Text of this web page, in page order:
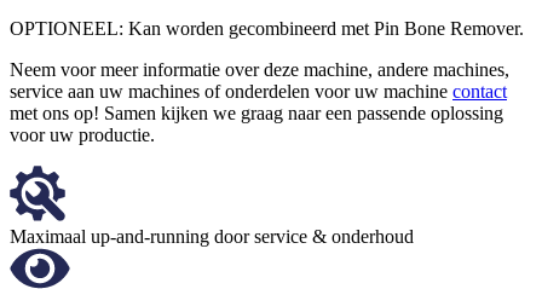
OPTIONEEL: Kan worden gecombineerd met Pin Bone Remover.
Neem voor meer informatie over deze machine, andere machines,
service aan uw machines of onderdelen voor uw machine contact
met ons op! Samen kijken we graag naar een passende oplossing
voor uw productie.
Maximaal up-and-running door service & onderhoud